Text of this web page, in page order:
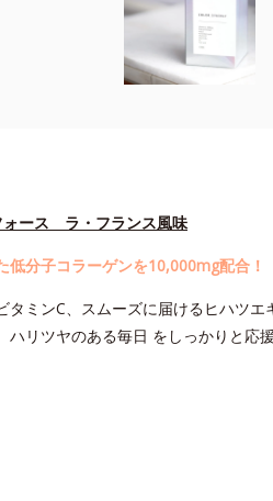
ォース ラ・フランス風味
低分子コラーゲンを10,000mg配合！
タミンC、スムーズに届けるヒハツエ
ハリツヤのある毎日 をしっかりと応